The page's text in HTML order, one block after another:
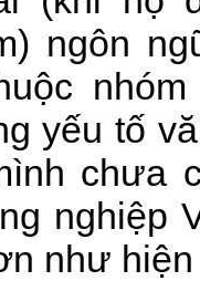
ngôn
yếu tố
chưa
nghiệp
như hiện